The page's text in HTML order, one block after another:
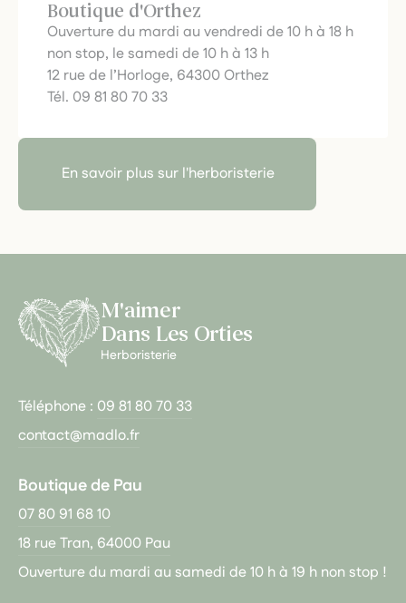
Boutique d'Orthez
Ouverture du mardi au vendredi de 10 h à 18 h
non stop, le samedi de 10 h à 13 h
12 rue de l’Horloge, 64300 Orthez
Tél. 09 81 80 70 33
En savoir plus sur l'herboristerie
M'aimer
Dans Les Orties
Herboristerie
Téléphone : 09 81 80 70 33
contact@madlo.fr
Boutique de Pau
07 80 91 68 10
18 rue Tran, 64000 Pau
Ouverture du mardi au samedi de 10 h à 19 h non stop !